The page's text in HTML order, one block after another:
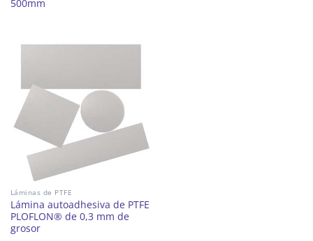
500mm
Láminas de PTFE
Lámina autoadhesiva de PTFE
PLOFLON® de 0,3 mm de
grosor